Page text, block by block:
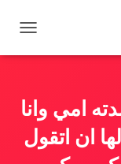
ب
ل
ا
ت
امي وانا
ان اتقول